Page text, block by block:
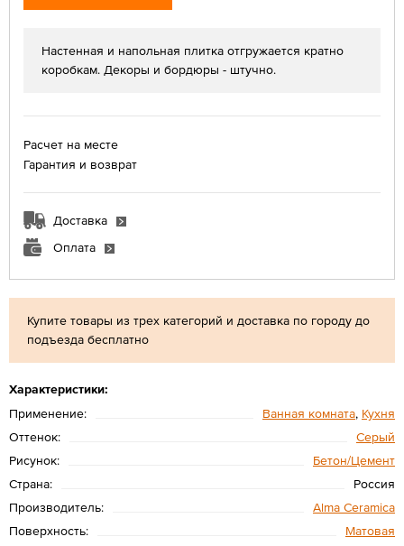
Купите товары из трех категорий и доставка по городу до
подъезда бесплатно
Характеристики:
Применение:
Ванная комната, Кухня
Оттенок:
Серый
Рисунок:
Бетон/Цемент
Страна:
Россия
Производитель:
Alma Ceramica
Поверхность:
Матовая
Настенная и напольная плитка отгружается кратно
коробкам. Декоры и бордюры - штучно.
Расчет на месте
Гарантия и возврат
Доставка
Оплата